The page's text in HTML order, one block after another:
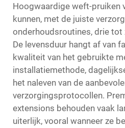
Hoogwaardige weft-pruiken
kunnen, met de juiste
onderhoudsroutines, drie tot
De levensduur hangt af van
kwaliteit van het gebruikte
installatiemethode,
het naleven van de
verzorgingsprotocollen.
extensions behouden vaak
uiterlijk, vooral wanneer ze